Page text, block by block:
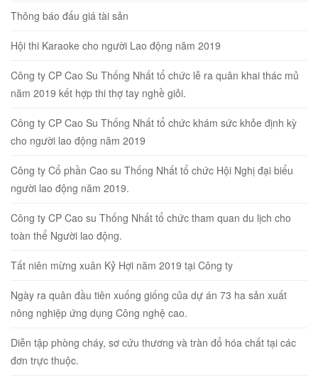
Thông báo đấu giá tài sản
Hội thi Karaoke cho người Lao động năm 2019
Công ty CP Cao Su Thống Nhất tổ chức lễ ra quân khai thác mủ
năm 2019 kết hợp thi thợ tay nghề giỏi.
Công ty CP Cao Su Thống Nhất tổ chức khám sức khỏe định kỳ
cho người lao động năm 2019
Công ty Cổ phần Cao su Thống Nhất tổ chức Hội Nghị đại biểu
người lao động năm 2019.
Công ty CP Cao su Thống Nhất tổ chức tham quan du lịch cho
toàn thể Người lao động.
Tất niên mừng xuân Kỷ Hợi năm 2019 tại Công ty
Ngày ra quân đầu tiên xuống giống của dự án 73 ha sản xuất
nông nghiệp ứng dụng Công nghệ cao.
Diễn tập phòng cháy, sơ cứu thương và tràn đổ hóa chất tại các
đơn trực thuộc.